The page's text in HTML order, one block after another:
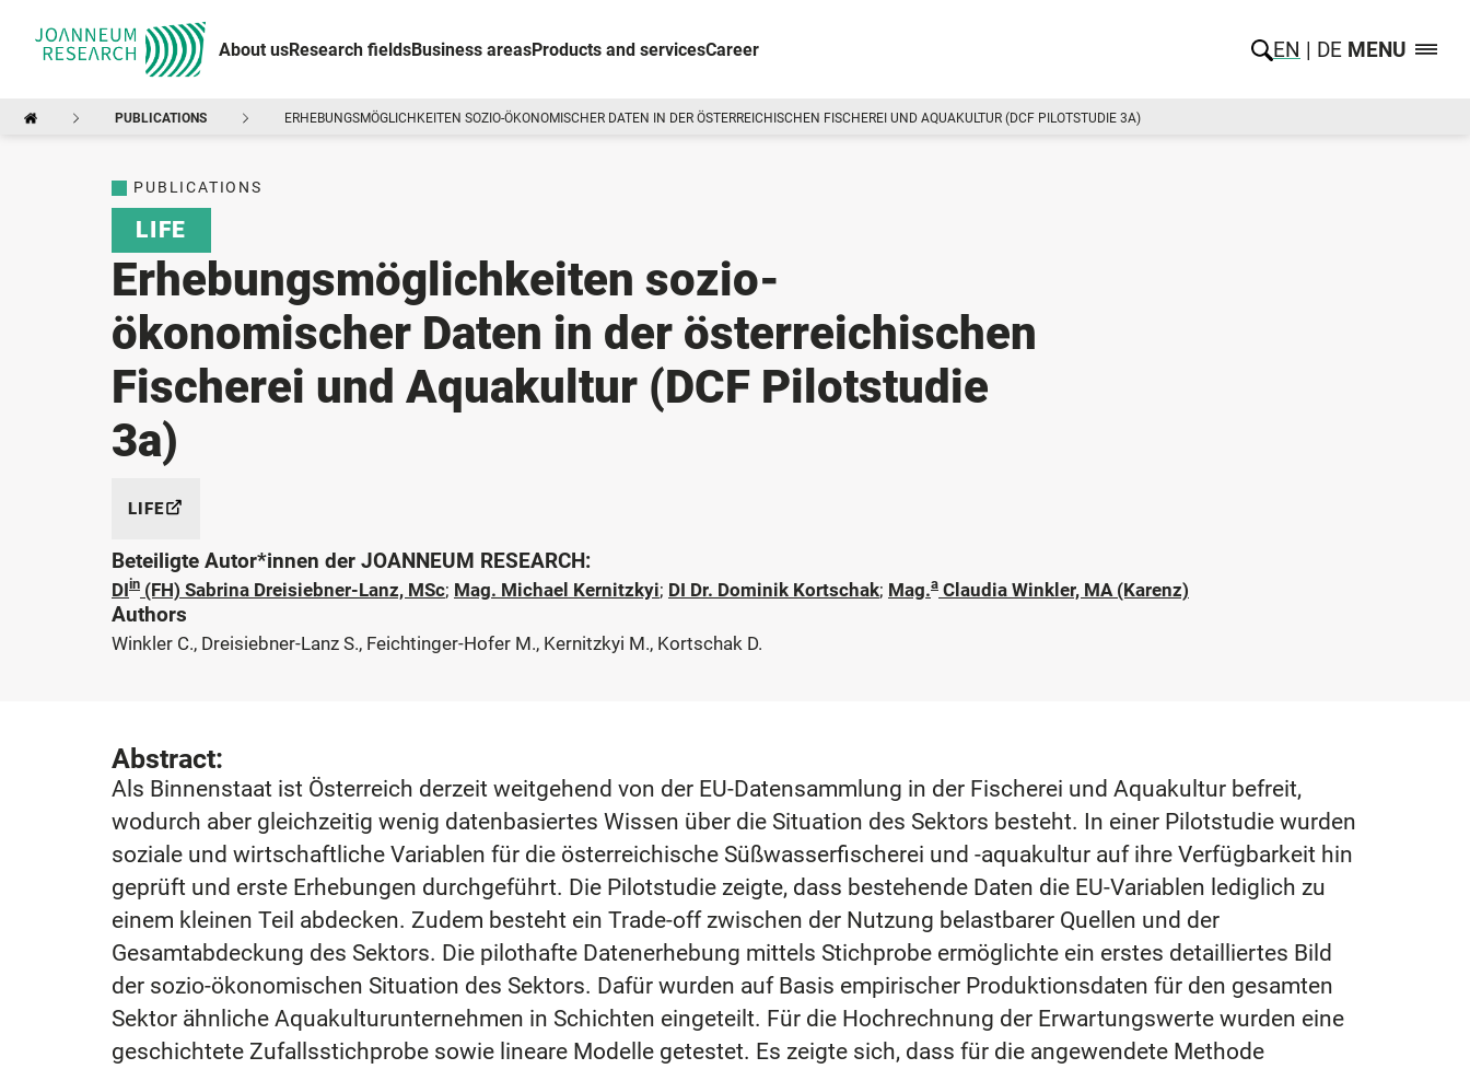
About usResearch fieldsBusiness areasProducts and servicesCareer EN DE MENU
PUBLICATIONS ERHEBUNGSMÖGLICHKEITEN SOZIO-ÖKONOMISCHER DATEN IN DER ÖSTERREICHISCHEN FISCHEREI UND AQUAKULTUR (DCF PILOTSTUDIE 3A)
PUBLICATIONS
LIFE
Erhebungsmöglichkeiten sozio-
ökonomischer Daten in der österreichischen
Fischerei und Aquakultur (DCF Pilotstudie
3a)
LIFE
Beteiligte Autor*innen der JOANNEUM RESEARCH:
DIin (FH) Sabrina Dreisiebner-Lanz, MSc; Mag. Michael Kernitzkyi; DI Dr. Dominik Kortschak; Mag.a Claudia Winkler, MA (Karenz)
Authors
Winkler C., Dreisiebner-Lanz S., Feichtinger-Hofer M., Kernitzkyi M., Kortschak D.
Abstract:
Als Binnenstaat ist Österreich derzeit weitgehend von der EU-Datensammlung in der Fischerei und Aquakultur befreit,
wodurch aber gleichzeitig wenig datenbasiertes Wissen über die Situation des Sektors besteht. In einer Pilotstudie wurden
soziale und wirtschaftliche Variablen für die österreichische Süßwasserfischerei und -aquakultur auf ihre Verfügbarkeit hin
geprüft und erste Erhebungen durchgeführt. Die Pilotstudie zeigte, dass bestehende Daten die EU-Variablen lediglich zu
einem kleinen Teil abdecken. Zudem besteht ein Trade-off zwischen der Nutzung belastbarer Quellen und der
Gesamtabdeckung des Sektors. Die pilothafte Datenerhebung mittels Stichprobe ermöglichte ein erstes detailliertes Bild
der sozio-ökonomischen Situation des Sektors. Dafür wurden auf Basis empirischer Produktionsdaten für den gesamten
Sektor ähnliche Aquakulturunternehmen in Schichten eingeteilt. Für die Hochrechnung der Erwartungswerte wurden eine
geschichtete Zufallsstichprobe sowie lineare Modelle getestet. Es zeigte sich, dass für die angewendete Methode